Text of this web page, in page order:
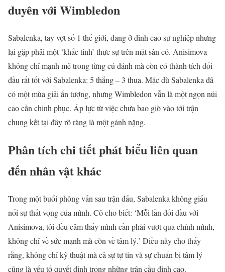
duyên với Wimbledon
Sabalenka, tay vợt số 1 thế giới, đang ở đỉnh cao sự nghiệp nhưng
lại gặp phải một ‘khắc tinh’ thực sự trên mặt sân cỏ. Anisimova
không chỉ mạnh mẽ trong từng cú đánh mà còn có thành tích đối
đầu rất tốt với Sabalenka: 5 thắng – 3 thua. Mặc dù Sabalenka đã
có một mùa giải ấn tượng, nhưng Wimbledon vẫn là một ngọn núi
cao cần chinh phục. Áp lực từ việc chưa bao giờ vào tới trận
chung kết tại đây rõ ràng là một gánh nặng.
Phân tích chi tiết phát biểu liên quan
đến nhân vật khác
Trong một buổi phỏng vấn sau trận đấu, Sabalenka không giấu
nổi sự thất vọng của mình. Cô cho biết: ‘Mỗi lần đối đầu với
Anisimova, tôi đều cảm thấy mình cần phải vượt qua chính mình,
không chỉ về sức mạnh mà còn về tâm lý.’ Điều này cho thấy
rằng, không chỉ kỹ thuật mà cả sự tự tin và sự chuẩn bị tâm lý
cũng là yếu tố quyết định trong những trận cầu đỉnh cao.